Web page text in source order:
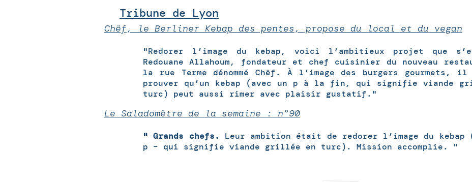
Tribune de Lyon
Chëf, le Berliner Kebap des pentes, propose du local et du vegan
"Redorer l’image du kebap, voici l’ambitieux projet que
Redouane Allahoum, fondateur et chef cuisinier du nouveau
la rue Terme dénommé Chëf. À l’image des burgers gourmets,
prouver qu’un kebap (avec un p à la fin, qui signifie viande
turc) peut aussi rimer avec plaisir gustatif."
Le Saladomètre de la semaine : n°90
" Grands chefs.
Leur ambition était de redorer l’image du kebap
p – qui signifie viande grillée en turc). Mission accomplie. "